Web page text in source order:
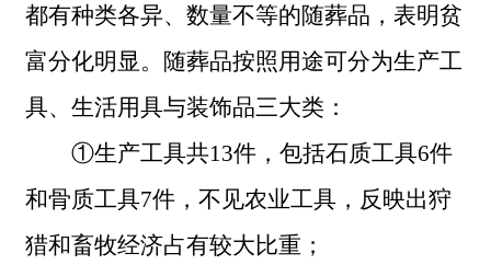
都有种类各异、数量不等的随葬品，表明贫
富分化明显。随葬品按照用途可分为生产工
具、生活用具与装饰品三大类：
①生产工具共13件，包括石质工具6件
和骨质工具7件，不见农业工具，反映出狩
猎和畜牧经济占有较大比重；